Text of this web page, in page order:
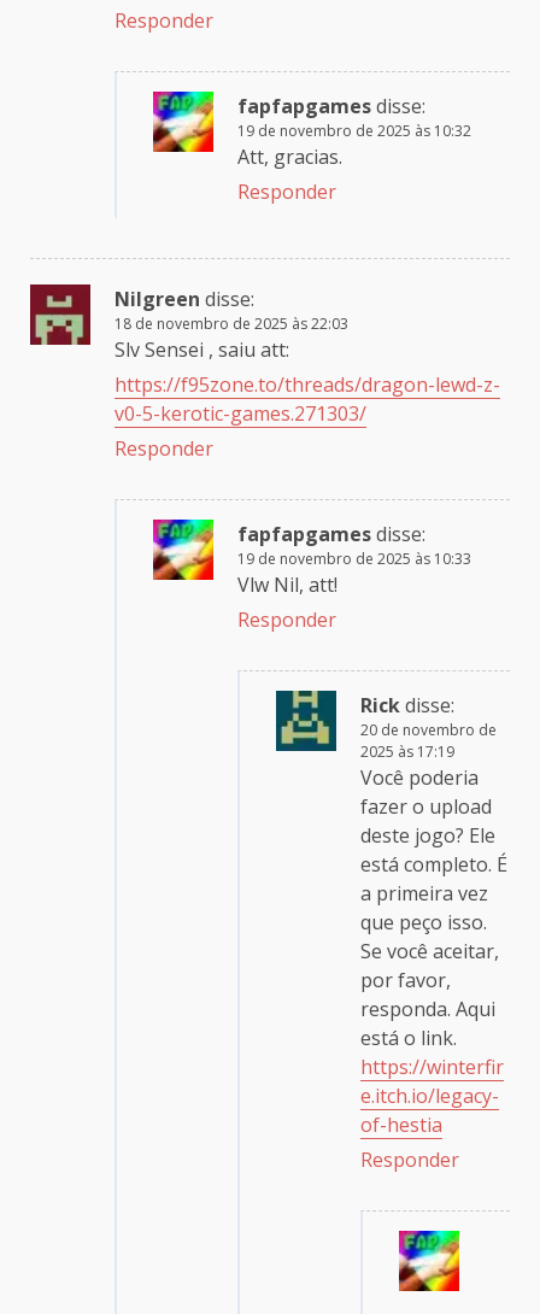
Responder
fapfapgamesdisse:
19 de novembro de 2025 às 10:32
Att, gracias.
Responder
Nilgreen disse:
18 de novembro de 2025 às 22:03
Slv Sensei , saiu att:
https://f95zone.to/threads/dragon-lewd-z-
v0-5-kerotic-games.271303/
Responder
fapfapgamesdisse:
19 de novembro de 2025 às 10:33
Vlw Nil, att!
Responder
Rickdisse:
20 de novembro de
2025 às 17:19
Você poderia
fazer o upload
deste jogo? Ele
está completo. É
a primeira vez
que peço isso.
Se você aceitar,
por favor,
responda. Aqui
está o link.
https://winterfir
e.itch.io/legacy-
of-hestia
Responder